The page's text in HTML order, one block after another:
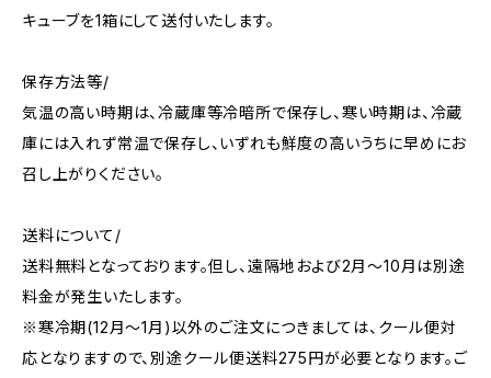
キューブを1箱にして送付いたします。
保存方法等/
気温の高い時期は、冷蔵庫等冷暗所で保存し、寒い時期は、冷蔵
庫には入れず常温で保存し、いずれも鮮度の高いうちに早めにお
召し上がりください。
送料について/
送料無料となっております。但し、遠隔地および2月～10月は別途
料金が発生いたします。
※寒冷期(12月～1月)以外のご注文につきましては、クール便対
応となりますので、別途クール便送料275円が必要となります。ご